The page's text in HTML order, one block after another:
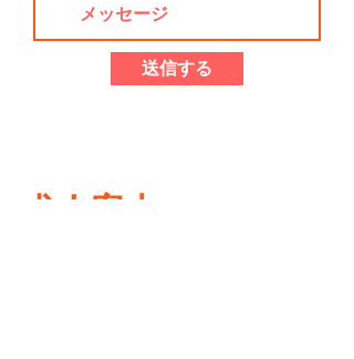
送信する
求人案内